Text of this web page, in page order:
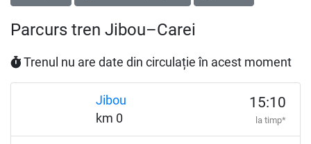
Parcurs tren Jibou–Carei
Trenul nu are date din circulație în acest moment
Jibou
km 0
15:10
la timp*